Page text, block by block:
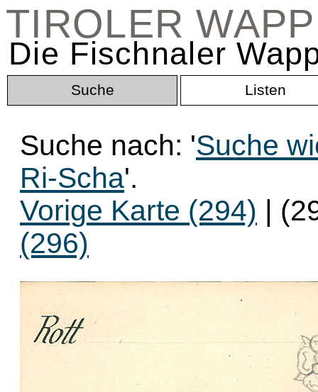
TIROLER
Die Fischnaler
Suche Listen
Suche nach: 'Suche
Ri-Scha'.
Vorige Karte (294) |
(296)